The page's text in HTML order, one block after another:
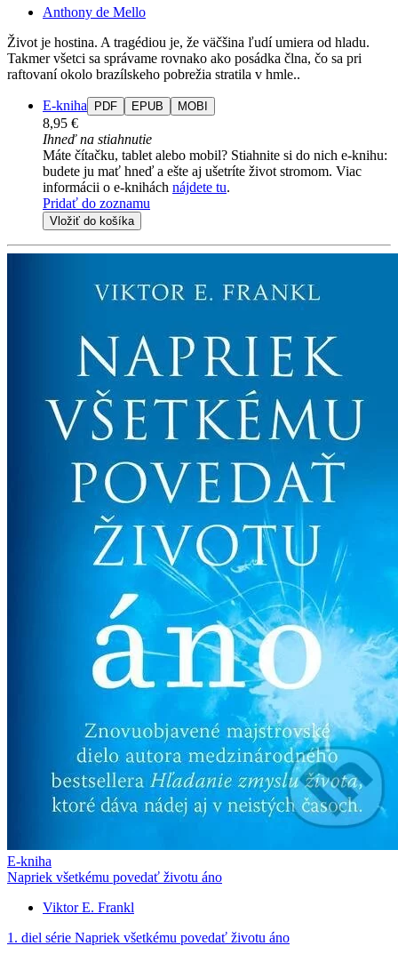
Anthony de Mello
Život je hostina. A tragédiou je, že väčšina ľudí umiera od hladu.
Takmer všetci sa správame rovnako ako posádka člna, čo sa pri
raftovaní okolo brazílskeho pobrežia stratila v hmle..
E-kniha PDF EPUB MOBI
8,95 €
Ihneď na stiahnutie
Máte čítačku, tablet alebo mobil? Stiahnite si do nich e-knihu:
budete ju mať hneď a ešte aj ušetríte život stromom. Viac
informácii o e-knihách nájdete tu.
Pridať do zoznamu
Vložiť do košíka
E-kniha
Napriek všetkému povedať životu áno
Viktor E. Frankl
1. diel série Napriek všetkému povedať životu áno